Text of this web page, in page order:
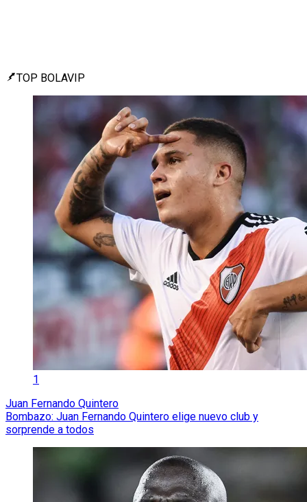
TOP BOLAVIP
1
Juan Fernando Quintero
Bombazo: Juan Fernando Quintero elige nuevo club y
sorprende a todos